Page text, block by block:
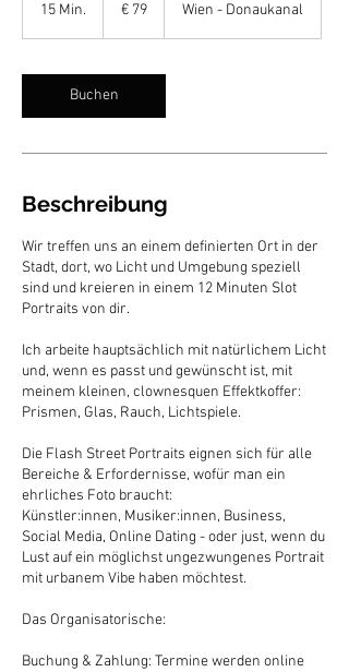
15 Min.
i
n
.
€ 79 Wien - Donaukanal
Buchen
Beschreibung
Wir treffen uns an einem definierten Ort in der
Stadt, dort, wo Licht und Umgebung speziell
sind und kreieren in einem 12 Minuten Slot
Portraits von dir.
Ich arbeite hauptsächlich mit natürlichem Licht
und, wenn es passt und gewünscht ist, mit
meinem kleinen, clownesquen Effektkoffer:
Prismen, Glas, Rauch, Lichtspiele.
Die Flash Street Portraits eignen sich für alle
Bereiche & Erfordernisse, wofür man ein
ehrliches Foto braucht:
Künstler:innen, Musiker:innen, Business,
Social Media, Online Dating - oder just, wenn du
Lust auf ein möglichst ungezwungenes Portrait
mit urbanem Vibe haben möchtest.
Das Organisatorische:
Buchung & Zahlung: Termine werden online